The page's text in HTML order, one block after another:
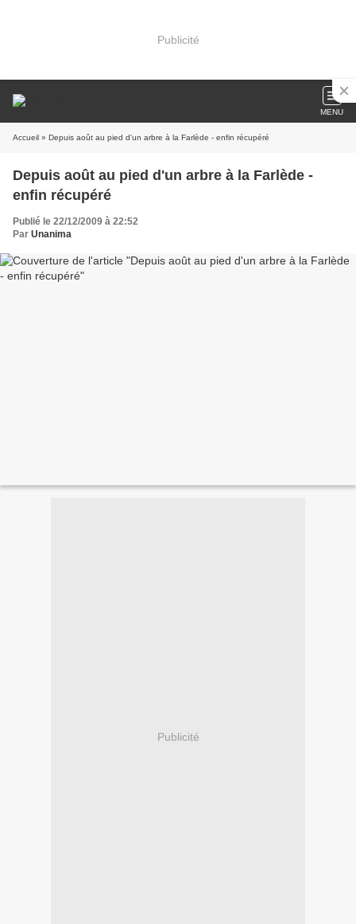
Publicité
MENU
Accueil » Depuis août au pied d'un arbre à la Farlède - enfin récupéré
Depuis août au pied d'un arbre à la Farlède -
enfin récupéré
Publié le 22/12/2009 à 22:52
Par Unanima
Publicité